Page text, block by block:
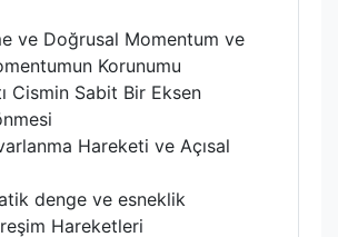
ve Doğrusal Momentum ve
Korunumu
Cismin Sabit Bir Eksen
Hareketi ve Açısal
denge ve esneklik
Hareketleri